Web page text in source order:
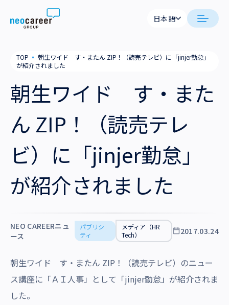
Skip to content
日本語
neocareer について
私たちの考え方
就労支援
業務支援
役員一覧
拠点一覧
沿革・受賞歴
サステナビリティ
採用情報
日本語
TOP ▪ 朝生ワイド す・またん ZIP！（読売テレビ）に「jinjer勤怠」
が紹介されました
朝生ワイド す・また
ん ZIP！（読売テレ
ビ）に「jinjer勤怠」
が紹介されました
NEO CAREERニュ
ース
パブリシ
ティ
メディア（HR
Tech）
2017.03.24
朝生ワイド す・またん ZIP！（読売テレビ）のニュー
ス講座に「ＡＩ人事」として「jinjer勤怠」が紹介されま
した。